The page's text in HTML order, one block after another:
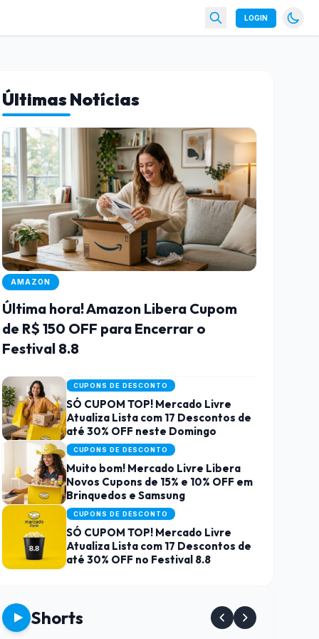
LOGIN
Últimas Notícias
AMAZON
Última hora! Amazon Libera Cupom
de R$ 150 OFF para Encerrar o
Festival 8.8
CUPONS DE DESCONTO
SÓ CUPOM TOP! Mercado Livre
Atualiza Lista com 17 Descontos de
até 30% OFF neste Domingo
CUPONS DE DESCONTO
Muito bom! Mercado Livre Libera
Novos Cupons de 15% e 10% OFF em
Brinquedos e Samsung
CUPONS DE DESCONTO
SÓ CUPOM TOP! Mercado Livre
Atualiza Lista com 17 Descontos de
até 30% OFF no Festival 8.8
Shorts